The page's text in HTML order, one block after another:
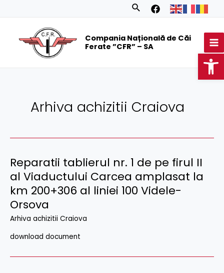
Search
Compania Națională de Căi
Ferate ”CFR” – SA
Arhiva achizitii Craiova
Reparatii tablierul nr. 1 de pe firul II
al Viaductului Carcea amplasat la
km 200+306 al liniei 100 Videle-
Orsova
Arhiva achizitii Craiova
download document